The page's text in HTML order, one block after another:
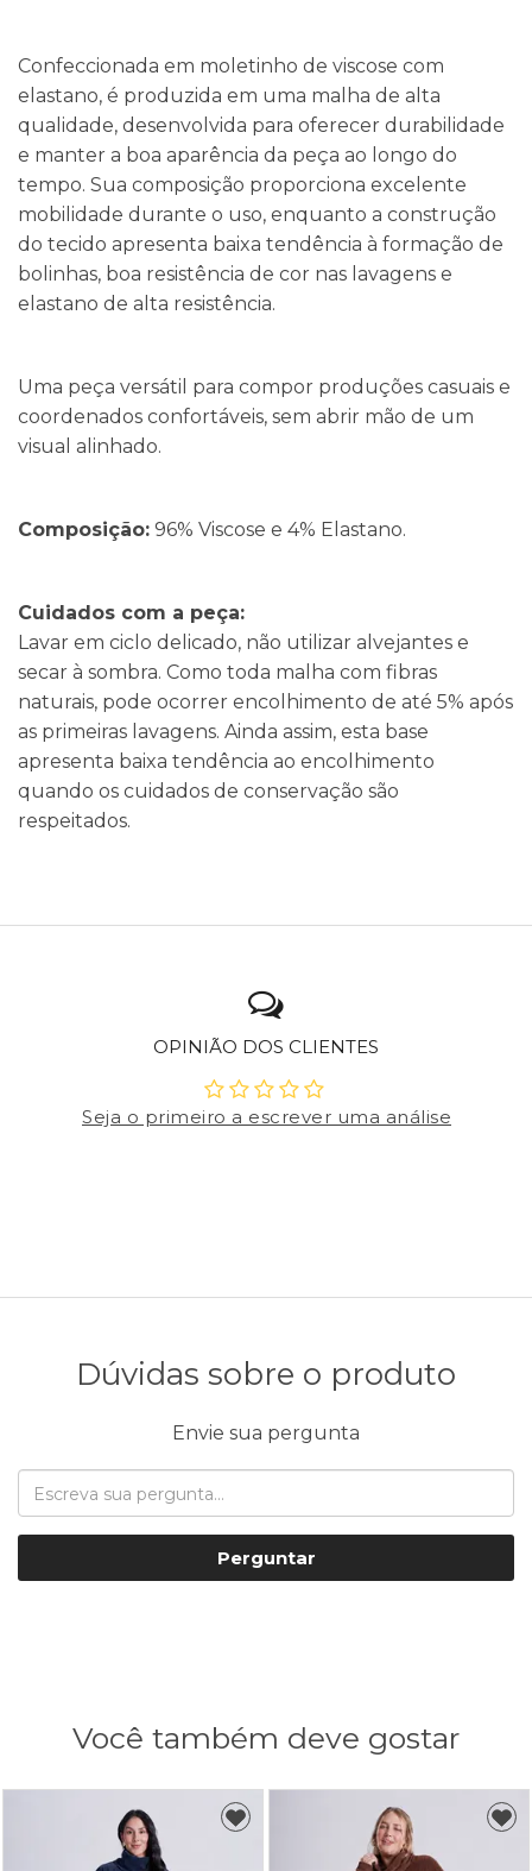
Confeccionada em moletinho de viscose com
elastano, é produzida em uma malha de alta
qualidade, desenvolvida para oferecer durabilidade
e manter a boa aparência da peça ao longo do
tempo. Sua composição proporciona excelente
mobilidade durante o uso, enquanto a construção
do tecido apresenta baixa tendência à formação de
bolinhas, boa resistência de cor nas lavagens e
elastano de alta resistência.
Uma peça versátil para compor produções casuais e
coordenados confortáveis, sem abrir mão de um
visual alinhado.
Composição: 96% Viscose e 4% Elastano.
Cuidados com a peça:
Lavar em ciclo delicado, não utilizar alvejantes e
secar à sombra. Como toda malha com fibras
naturais, pode ocorrer encolhimento de até 5% após
as primeiras lavagens. Ainda assim, esta base
apresenta baixa tendência ao encolhimento
quando os cuidados de conservação são
respeitados.
OPINIÃO DOS CLIENTES
Seja o primeiro a escrever uma análise
Dúvidas sobre o produto
Envie sua pergunta
Perguntar
Você também deve gostar